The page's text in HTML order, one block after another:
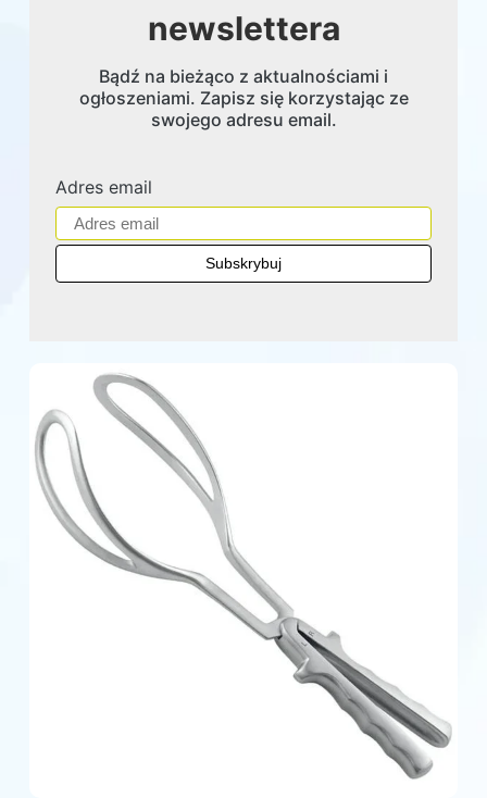
newslettera
Bądź na bieżąco z aktualnościami i
ogłoszeniami. Zapisz się korzystając ze
swojego adresu email.
Adres email